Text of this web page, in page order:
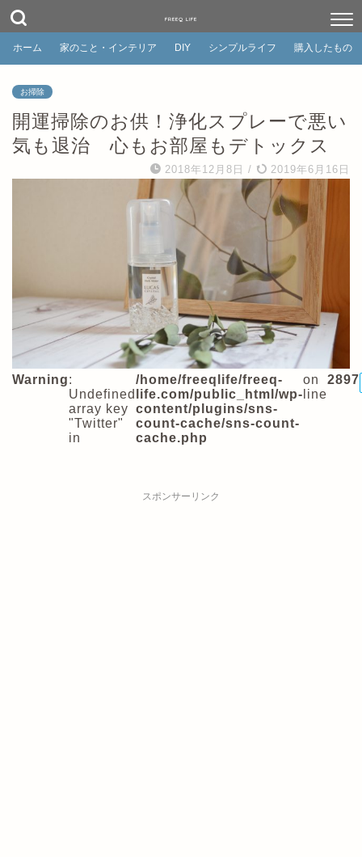
FREEQ LIFE
ホーム 家のこと・インテリア DIY シンプルライフ 購入したもの
お掃除
開運掃除のお供！浄化スプレーで悪い
気も退治 心もお部屋もデトックス
2018年12月8日 / 2019年6月16日
Warning:
Undefined
array key
"Twitter"
in
/home/freeqlife/freeq-
life.com/public_html/wp-
content/plugins/sns-
count-cache/sns-count-
cache.php
on
line
2897
スポンサーリンク